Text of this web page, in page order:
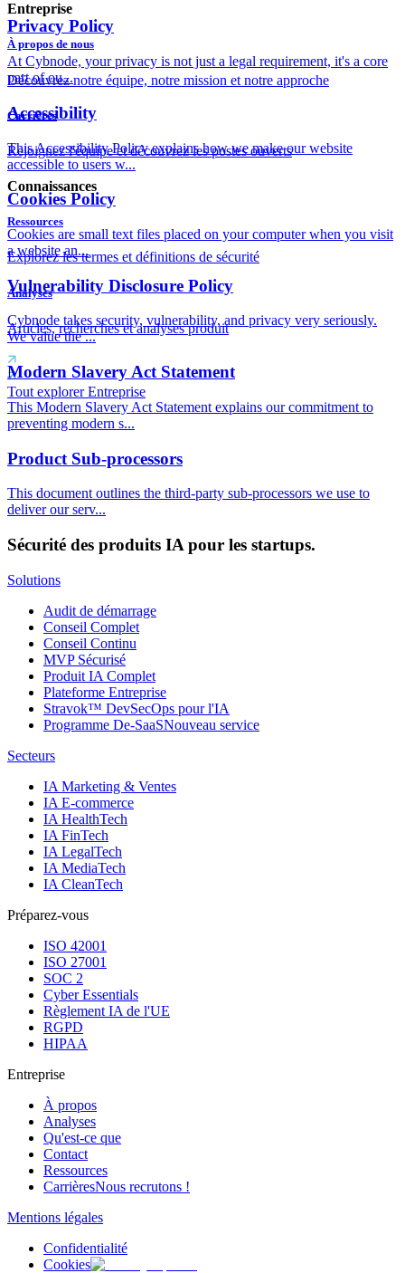
Entreprise
À propos de nous
Découvrez notre équipe, notre mission et notre approche
Carrières
Rejoignez l'équipe et découvrez les postes ouverts
Connaissances
Ressources
Explorez les termes et définitions de sécurité
Analyses
Articles, recherches et analyses produit
Tout explorer Entreprise
Privacy Policy
At Cybnode, your privacy is not just a legal requirement, it's a core
part of ou...
Accessibility
This Accessibility Policy explains how we make our website
accessible to users w...
Cookies Policy
Cookies are small text files placed on your computer when you visit
a website an...
Vulnerability Disclosure Policy
Cybnode takes security, vulnerability, and privacy very seriously.
We value the ...
Modern Slavery Act Statement
This Modern Slavery Act Statement explains our commitment to
preventing modern s...
Product Sub-processors
This document outlines the third-party sub-processors we use to
deliver our serv...
Sécurité des produits IA pour les startups.
Solutions
Audit de démarrage
Conseil Complet
Conseil Continu
MVP Sécurisé
Produit IA Complet
Plateforme Entreprise
Stravok™ DevSecOps pour l'IA
Programme De-SaaSNouveau service
Secteurs
IA Marketing & Ventes
IA E-commerce
IA HealthTech
IA FinTech
IA LegalTech
IA MediaTech
IA CleanTech
Préparez-vous
ISO 42001
ISO 27001
SOC 2
Cyber Essentials
Règlement IA de l'UE
RGPD
HIPAA
Entreprise
À propos
Analyses
Qu'est-ce que
Contact
Ressources
CarrièresNous recrutons !
Mentions légales
Confidentialité
Cookies